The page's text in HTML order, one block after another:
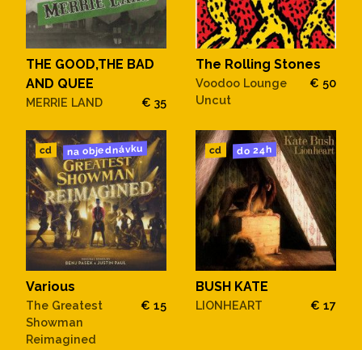
THE GOOD,THE BAD
AND QUEE
MERRIE LAND € 35
The Rolling Stones
Voodoo Lounge
Uncut
€ 50
cd na objednávku
Various
The Greatest
Showman
Reimagined
€ 15
cd do 24h
BUSH KATE
LIONHEART € 17